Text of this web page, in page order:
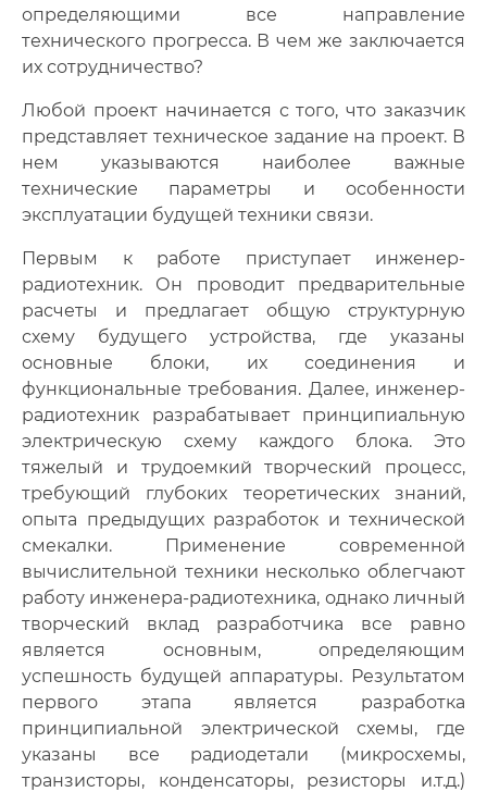
определяющими все направление
технического прогресса. В чем же заключается
их сотрудничество?
Любой проект начинается с того, что заказчик
представляет техническое задание на проект. В
нем указываются наиболее важные
технические параметры и особенности
эксплуатации будущей техники связи.
Первым к работе приступает инженер-
радиотехник. Он проводит предварительные
расчеты и предлагает общую структурную
схему будущего устройства, где указаны
основные блоки, их соединения и
функциональные требования. Далее, инженер-
радиотехник разрабатывает принципиальную
электрическую схему каждого блока. Это
тяжелый и трудоемкий творческий процесс,
требующий глубоких теоретических знаний,
опыта предыдущих разработок и технической
смекалки. Применение современной
вычислительной техники несколько облегчают
работу инженера-радиотехника, однако личный
творческий вклад разработчика все равно
является основным, определяющим
успешность будущей аппаратуры. Результатом
первого этапа является разработка
принципиальной электрической схемы, где
указаны все радиодетали (микросхемы,
транзисторы, конденсаторы, резисторы и.т.д.)